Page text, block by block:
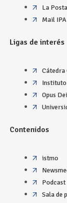
La Posta
Mail
Ligas de interés
Cátedra
Instituto
Opus Dei
Contenidos
istmo
Podcast
Sala de